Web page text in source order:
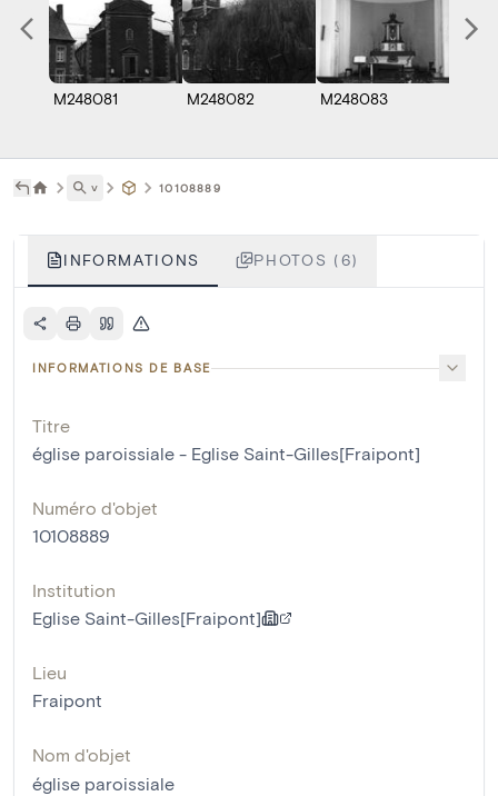
M248081 M248082 M248083
˅ 10108889
INFORMATIONS PHOTOS (6)
INFORMATIONS DE BASE
Titre
église paroissiale - Eglise Saint-Gilles[Fraipont]
Numéro d'objet
10108889
Institution
Eglise Saint-Gilles[Fraipont]
Lieu
Fraipont
Nom d'objet
église paroissiale